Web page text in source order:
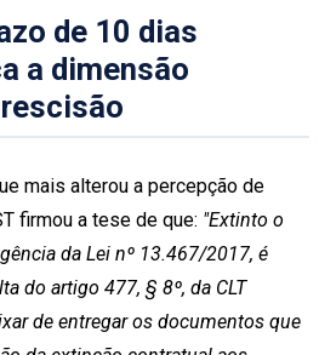
de 10 dias
a dimensão
mais alterou a percepção de
firmou a tese de que: "Extinto o
da Lei nº 13.467/2017, é
do artigo 477, § 8º, da CLT
de entregar os documentos que